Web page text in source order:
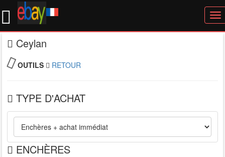
Ceylan
OUTILS RETOUR
TYPE D'ACHAT
ENCHÈRES